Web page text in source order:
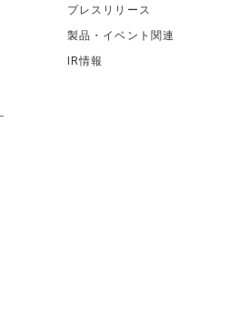
プレスリリース
製品・イベント関連
IR情報